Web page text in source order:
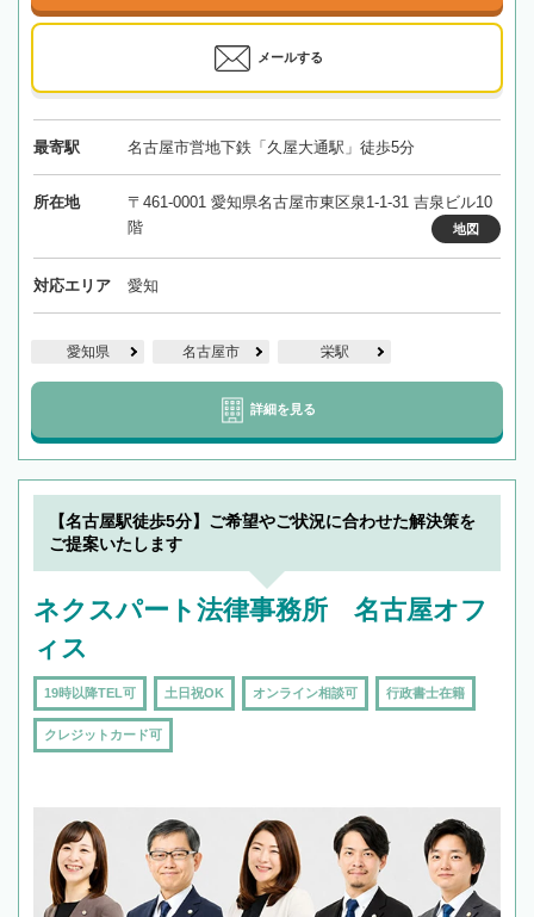
メールする
最寄駅 名古屋市営地下鉄「久屋大通駅」徒歩5分
所在地
〒461-0001 愛知県名古屋市東区泉1-1-31 吉泉ビル10
階
地図
対応エリア 愛知
愛知県 名古屋市 栄駅
詳細を見る
【名古屋駅徒歩5分】ご希望やご状況に合わせた解決策を
ご提案いたします
ネクスパート法律事務所 名古屋オフ
ィス
19時以降TEL可 土日祝OK オンライン相談可 行政書士在籍
クレジットカード可